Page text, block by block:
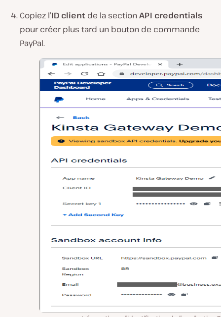
Copiez l’ID client de la sectionAPI credentials
pour créer plus tard un bouton de commande
PayPal.